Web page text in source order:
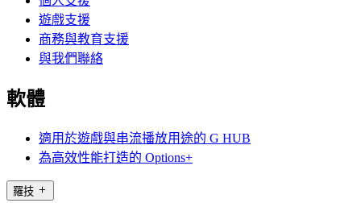
遊戲支援
商務與教育支援
與我們聯絡
軟體
適用於遊戲與串流播放用途的 G HUB
為高效性能打造的 Options+
羅技